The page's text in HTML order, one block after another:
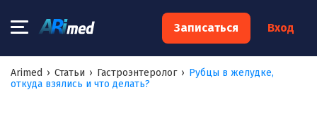
Записаться Вход
Arimed › Статьи › Гастроэнтеролог › Рубцы в желудке,
откуда взялись и что делать?
×
Запишитесь на консультацию к
специалисту